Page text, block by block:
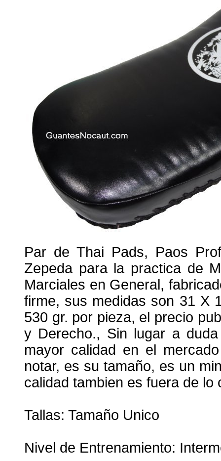
Par de Thai Pads, Paos
Zepeda para la practica de
Marciales en General,
firme, sus medidas son 31 X
530 gr. por pieza, el precio
y Derecho., Sin lugar a
mayor calidad en el
notar, es su tamaño, es un
calidad tambien es fuera de
Tallas: Tamaño Unico
Nivel de Entrenamiento: